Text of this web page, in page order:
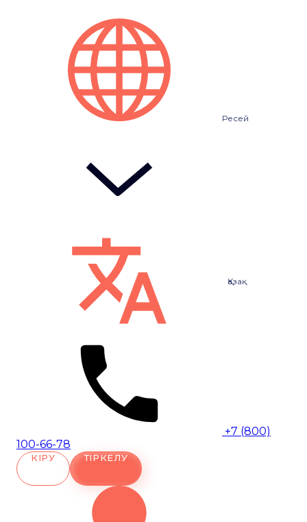
Ресей
Қазақ
+7 (800)
100-66-78
КІРУ ТІРКЕЛУ